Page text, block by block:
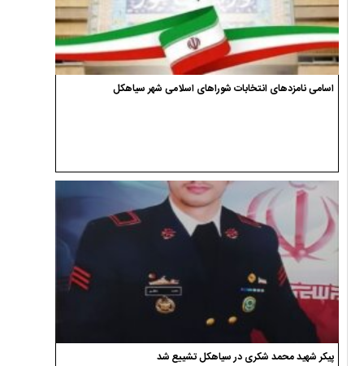
اسامی نامزدهای انتخابات شوراهای اسلامی شهر سیاهکل
پیکر شهید محمد شکری در سیاهکل تشییع شد